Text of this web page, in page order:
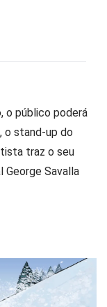
o público poderá
o stand-up do
traz o seu
George Savalla